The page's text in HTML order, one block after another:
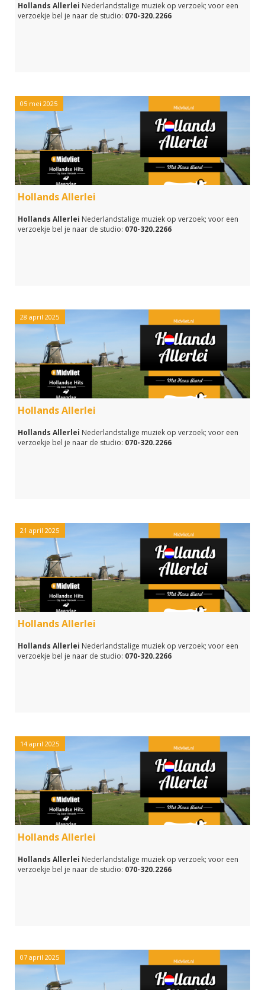
Hollands Allerlei Nederlandstalige muziek op verzoek; voor een
verzoekje bel je naar de studio: 070-320.2266
05 mei 2025
Hollands Allerlei
Hollands Allerlei Nederlandstalige muziek op verzoek; voor een
verzoekje bel je naar de studio: 070-320.2266
28 april 2025
Hollands Allerlei
Hollands Allerlei Nederlandstalige muziek op verzoek; voor een
verzoekje bel je naar de studio: 070-320.2266
21 april 2025
Hollands Allerlei
Hollands Allerlei Nederlandstalige muziek op verzoek; voor een
verzoekje bel je naar de studio: 070-320.2266
14 april 2025
Hollands Allerlei
Hollands Allerlei Nederlandstalige muziek op verzoek; voor een
verzoekje bel je naar de studio: 070-320.2266
07 april 2025